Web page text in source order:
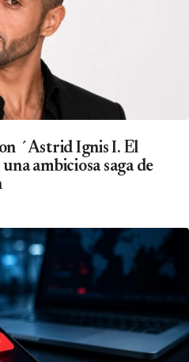
´Astrid Ignis I. El
ambiciosa saga de